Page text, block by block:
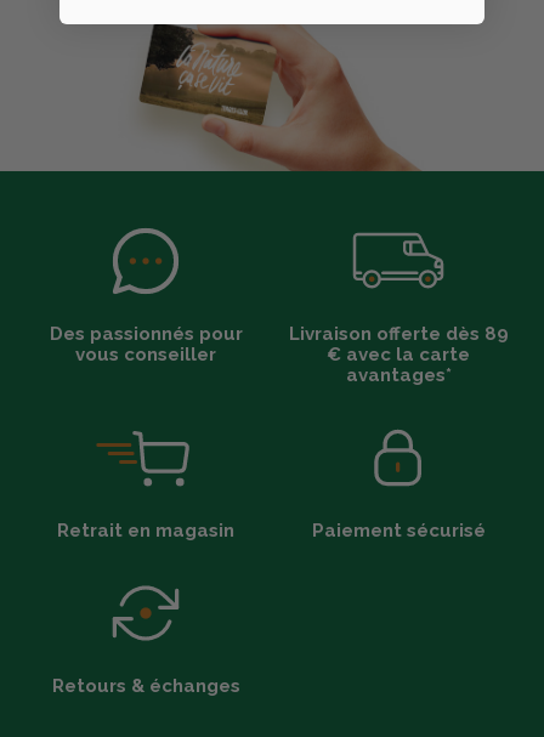
Des passionnés pour
vous conseiller
Livraison offerte dès 89
€ avec la carte
avantages*
Retrait en magasin Paiement sécurisé
Retours & échanges